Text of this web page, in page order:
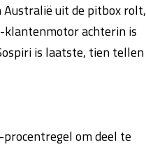
uit de pitbox rolt,
klantenmotor achterin is
is laatste, tien tellen
om deel te